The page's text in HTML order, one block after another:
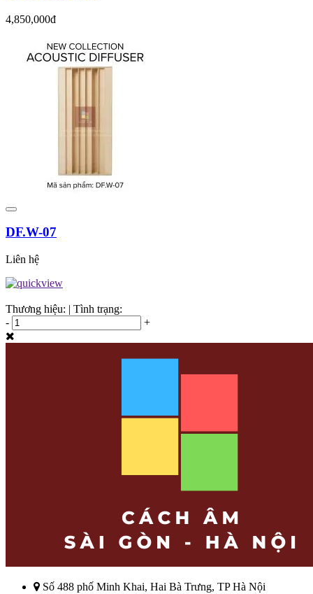
4,850,000đ
DF.W-07
Liên hệ
Thương hiệu: | Tình trạng:
-
+
Số 488 phố Minh Khai, Hai Bà Trưng, TP Hà Nội